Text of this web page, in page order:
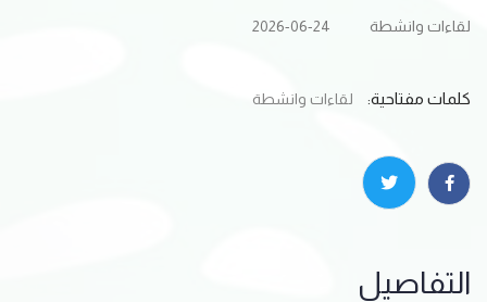
لقاءات وانشطة 2026-06-24
كلمات مفتاحية: لقاءات وانشطة
التفاصيل